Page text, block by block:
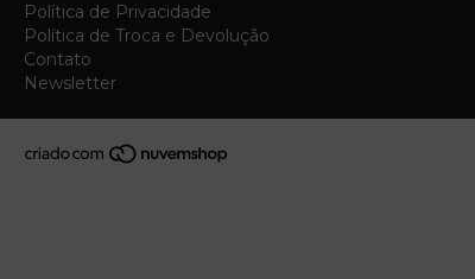
Política de Privacidade
Política de Troca e Devolução
Contato
Newsletter